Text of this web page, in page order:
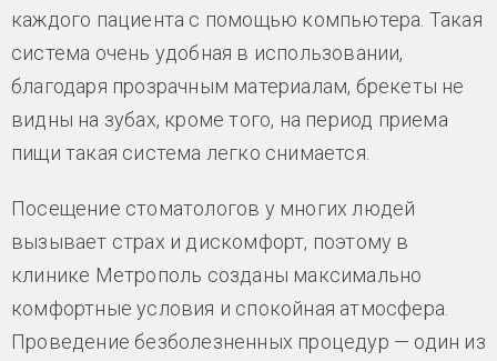
каждого пациента с помощью компьютера. Такая
система очень удобная в использовании,
благодаря прозрачным материалам, брекеты не
видны на зубах, кроме того, на период приема
пищи такая система легко снимается.
Посещение стоматологов у многих людей
вызывает страх и дискомфорт, поэтому в
клинике Метрополь созданы максимально
комфортные условия и спокойная атмосфера.
Проведение безболезненных процедур — один из